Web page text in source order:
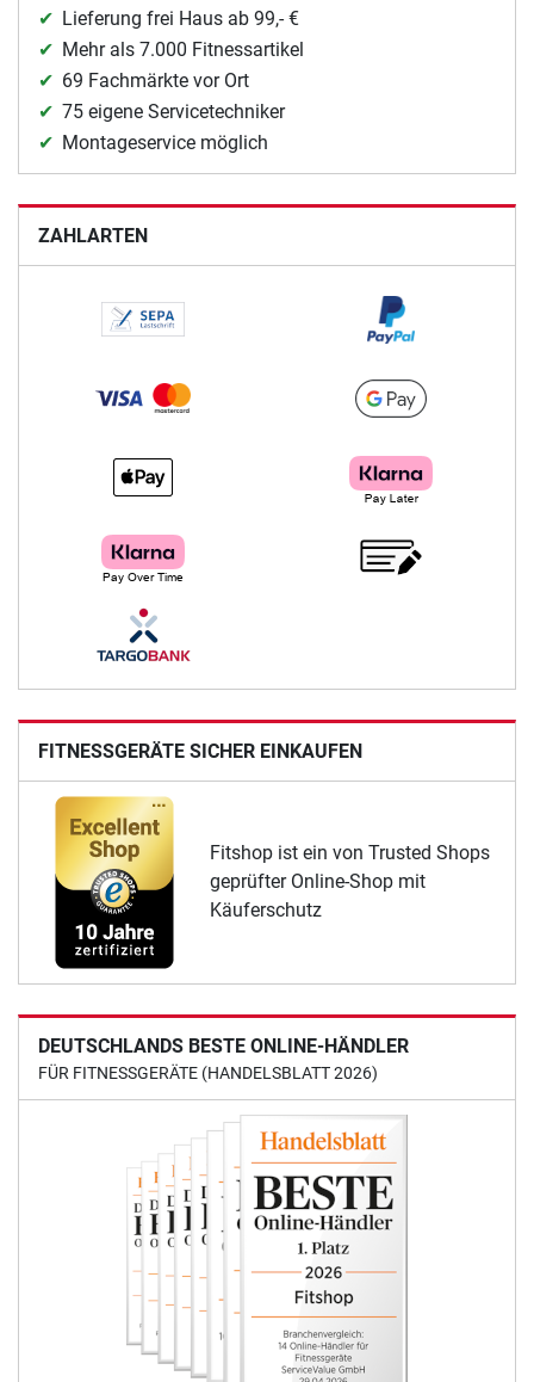
Lieferung frei Haus ab 99,- €
Mehr als 7.000 Fitnessartikel
69 Fachmärkte vor Ort
75 eigene Servicetechniker
Montageservice möglich
ZAHLARTEN
FITNESSGERÄTE SICHER EINKAUFEN
Fitshop ist ein von Trusted Shops
geprüfter Online-Shop mit
Käuferschutz
DEUTSCHLANDS BESTE ONLINE-HÄNDLER
FÜR FITNESSGERÄTE (HANDELSBLATT 2026)